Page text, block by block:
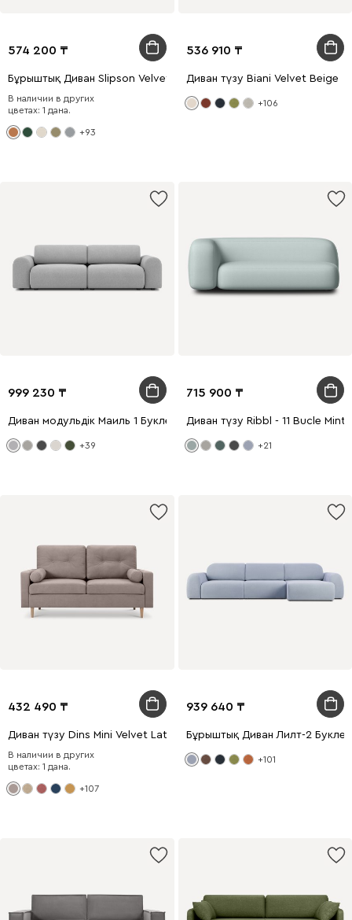
574 200
Бұрыштық Диван Slipson Velvet Honey
В наличии в других
цветах: 1 дана.
+93
536 910
Диван түзу Biani Velvet Beige
+106
999 230
Диван модульдік Маиль 1 Букле Серый
+39
715 900
Диван түзу Ribbl - 11 Bucle Mint
+21
432 490
Диван түзу Dins Mini Velvet Latte
В наличии в других
цветах: 1 дана.
+107
939 640
Бұрыштық Диван Лилт-2 Букле
+101